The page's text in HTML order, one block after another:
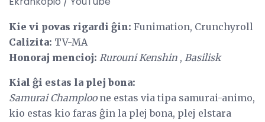
Kie vi povas rigardi ĝin: Funimation, Crunchyroll
Calizita: TV-MA
Honoraj mencioj: Rurouni Kenshin , Basilisk
Kial ĝi estas la plej bona:
Samurai Champloone estas via tipa samurai-animo,
kio estas kio faras ĝin la plej bona, plej elstara